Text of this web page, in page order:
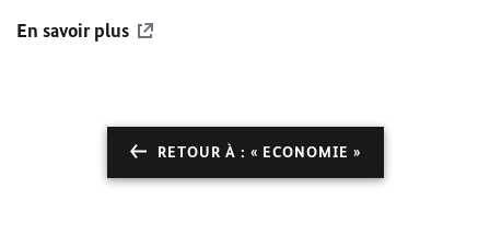
En savoir plus
RETOUR À : « ECONOMIE »